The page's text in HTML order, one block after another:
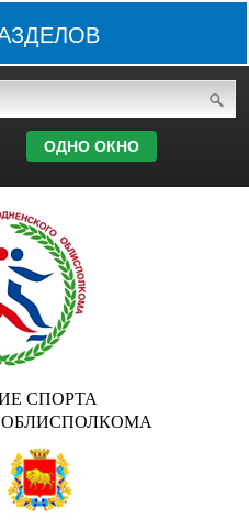
ОДНО ОКНО
СПОРТА